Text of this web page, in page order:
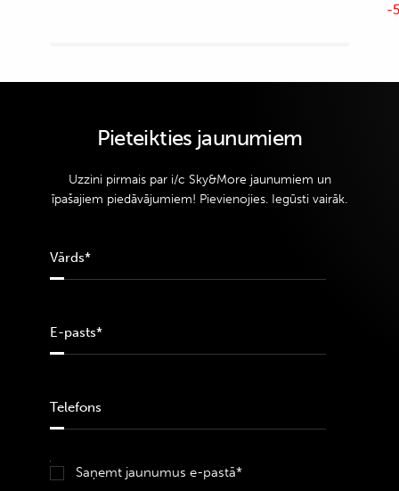
-
Pieteikties jaunumiem
Uzzini pirmais par i/c Sky&More jaunumiem un
īpašajiem piedāvājumiem! Pievienojies. Iegūsti vairāk.
Saņemt jaunumus e-pastā*